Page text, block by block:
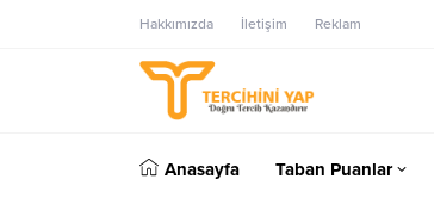
Hakkımızda İletişim Reklam
Anasayfa Taban Puanlar